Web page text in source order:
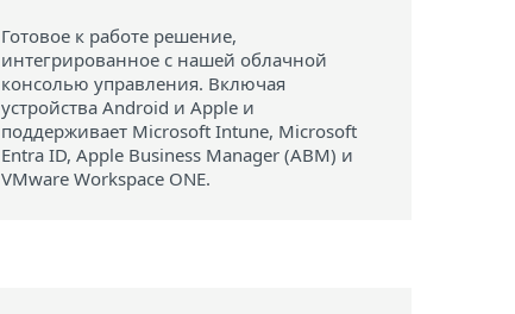
Готовое к работе решение,
интегрированное с нашей облачной
консолью управления. Включая
устройства Android и Apple и
поддерживает Microsoft Intune, Microsoft
Entra ID, Apple Business Manager (ABM) и
VMware Workspace ONE.